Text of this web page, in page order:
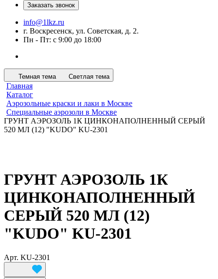
Заказать звонок
info@1lkz.ru
г. Воскресенск, ул. Советская, д. 2.
Пн - Пт: с 9:00 до 18:00
Темная тема Светлая тема
Главная
Каталог
Аэрозольные краски и лаки в Москве
Специальные аэрозоли в Москве
ГРУНТ АЭРОЗОЛЬ 1К ЦИНКОНАПОЛНЕННЫЙ СЕРЫЙ
520 МЛ (12) "KUDO" KU-2301
ГРУНТ АЭРОЗОЛЬ 1К
ЦИНКОНАПОЛНЕННЫЙ
СЕРЫЙ 520 МЛ (12)
"KUDO" KU-2301
Арт. KU-2301